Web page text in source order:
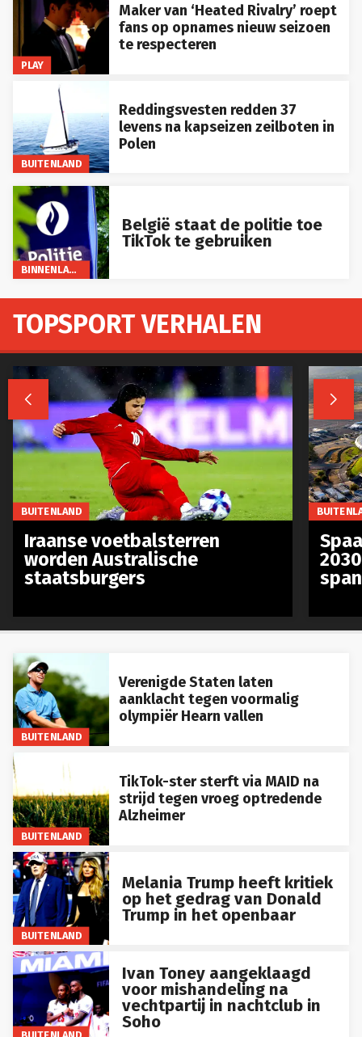
PLAY
Maker van ‘Heated Rivalry’ roept
fans op opnames nieuw seizoen
te respecteren
BUITENLAND
Reddingsvesten redden 37
levens na kapseizen zeilboten in
Polen
BINNENLAND
België staat de politie toe
TikTok te gebruiken
BUITENLAND
Verenigde Staten laten
aanklacht tegen voormalig
olympiër Hearn vallen
BUITENLAND
TikTok-ster sterft via MAID na
strijd tegen vroeg optredende
Alzheimer
BUITENLAND
Melania Trump heeft kritiek
op het gedrag van Donald
Trump in het openbaar
BUITENLAND
Ivan Toney aangeklaagd
voor mishandeling na
vechtpartij in nachtclub in
Soho
TOPSPORT VERHALEN
 
BUITENLAND
Iraanse voetbalsterren
worden Australische
staatsburgers